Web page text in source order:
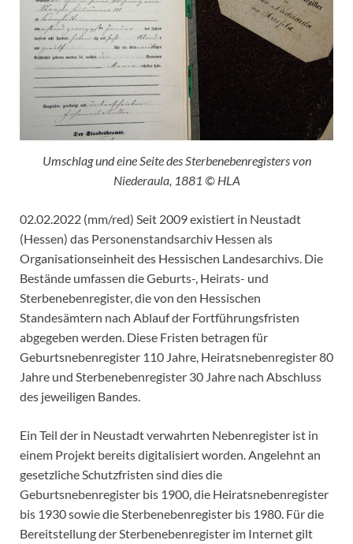
Umschlag und eine Seite des Sterbenebenregisters von
Niederaula, 1881 © HLA
02.02.2022 (mm/red) Seit 2009 existiert in Neustadt
(Hessen) das Personenstandsarchiv Hessen als
Organisationseinheit des Hessischen Landesarchivs. Die
Bestände umfassen die Geburts-, Heirats- und
Sterbenebenregister, die von den Hessischen
Standesämtern nach Ablauf der Fortführungsfristen
abgegeben werden. Diese Fristen betragen für
Geburtsnebenregister 110 Jahre, Heiratsnebenregister 80
Jahre und Sterbenebenregister 30 Jahre nach Abschluss
des jeweiligen Bandes.
Ein Teil der in Neustadt verwahrten Nebenregister ist in
einem Projekt bereits digitalisiert worden. Angelehnt an
gesetzliche Schutzfristen sind dies die
Geburtsnebenregister bis 1900, die Heiratsnebenregister
bis 1930 sowie die Sterbenebenregister bis 1980. Für die
Bereitstellung der Sterbenebenregister im Internet gilt